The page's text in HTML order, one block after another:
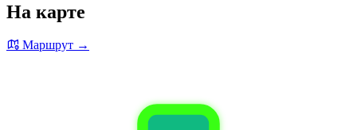
На карте
Маршрут →